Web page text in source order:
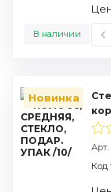
В наличии
Новинка
Арт.
Код